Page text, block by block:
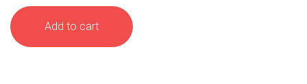
Add to cart